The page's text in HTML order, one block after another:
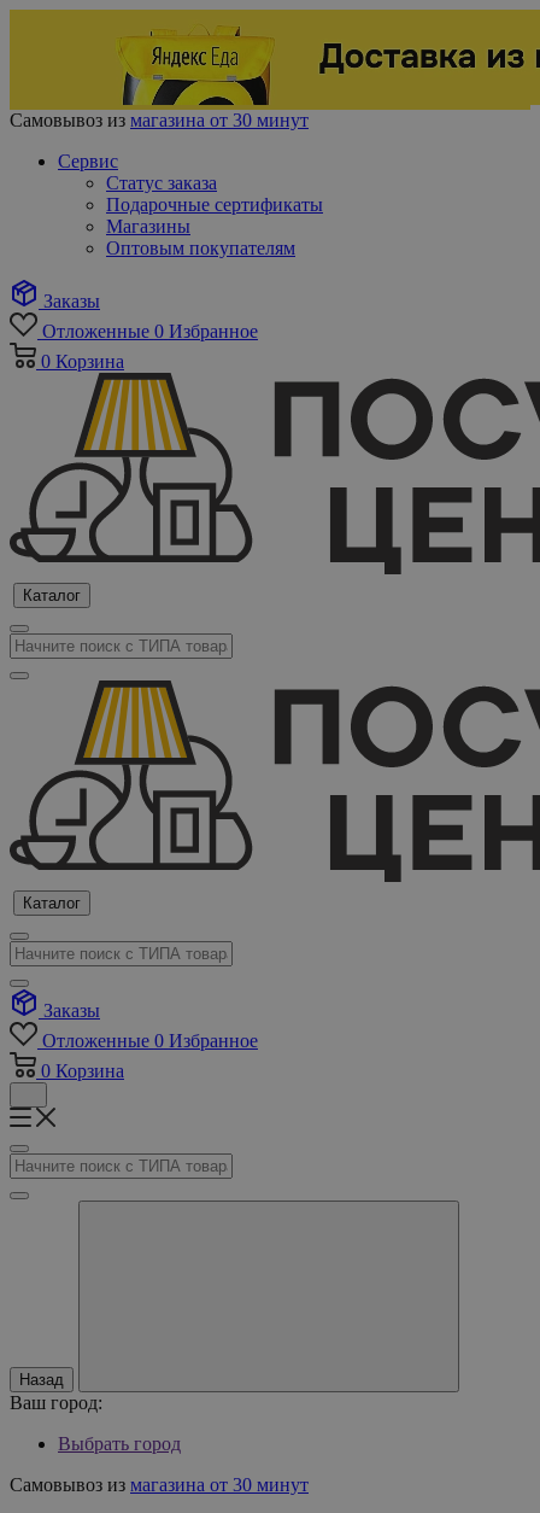
Самовывоз из магазина от 30 минут
Сервис
Статус заказа
Подарочные сертификаты
Магазины
Оптовым покупателям
Заказы
Отложенные 0 Избранное
0 Корзина
Каталог
Каталог
Заказы
Отложенные 0 Избранное
0 Корзина
Назад
Ваш город:
Выбрать город
Самовывоз из магазина от 30 минут